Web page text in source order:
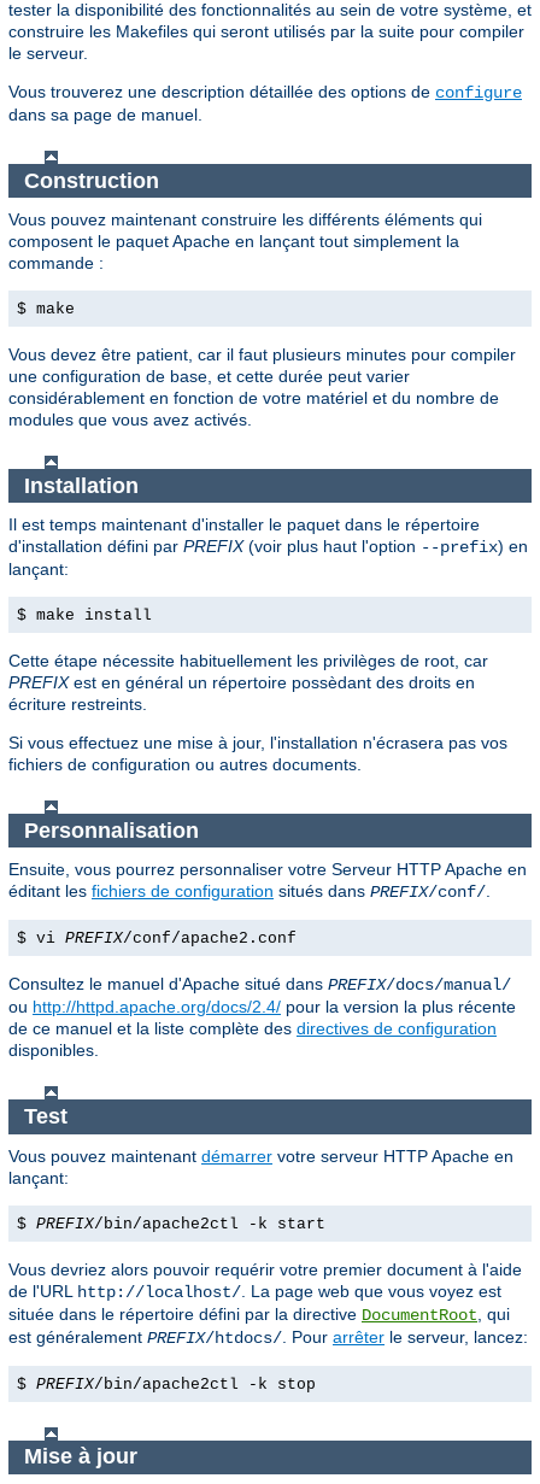
tester la disponibilité des fonctionnalités au sein de votre système, et
construire les Makefiles qui seront utilisés par la suite pour compiler
le serveur.
Vous trouverez une description détaillée des options de configure
dans sa page de manuel.
Construction
Vous pouvez maintenant construire les différents éléments qui
composent le paquet Apache en lançant tout simplement la
commande :
$ make
Vous devez être patient, car il faut plusieurs minutes pour compiler
une configuration de base, et cette durée peut varier
considérablement en fonction de votre matériel et du nombre de
modules que vous avez activés.
Installation
Il est temps maintenant d'installer le paquet dans le répertoire
d'installation défini par PREFIX(voir plus haut l'option --prefix) en
lançant:
$ make install
Cette étape nécessite habituellement les privilèges de root, car
PREFIXest en général un répertoire possèdant des droits en
écriture restreints.
Si vous effectuez une mise à jour, l'installation n'écrasera pas vos
fichiers de configuration ou autres documents.
Personnalisation
Ensuite, vous pourrez personnaliser votre Serveur HTTP Apache en
éditant les fichiers de configuration situés dans PREFIX/conf/.
$ vi PREFIX/conf/apache2.conf
Consultez le manuel d'Apache situé dans PREFIX/docs/manual/
ou http://httpd.apache.org/docs/2.4/ pour la version la plus récente
de ce manuel et la liste complète des directives de configuration
disponibles.
Test
Vous pouvez maintenant démarrer votre serveur HTTP Apache en
lançant:
$ PREFIX/bin/apache2ctl -k start
Vous devriez alors pouvoir requérir votre premier document à l'aide
de l'URL
http://localhost/ . La page web que vous voyez est
située dans le répertoire défini par la directive DocumentRoot , qui
est généralement PREFIX/htdocs/ . Pour arrêter le serveur, lancez:
$ PREFIX/bin/apache2ctl -k stop
Mise à jour